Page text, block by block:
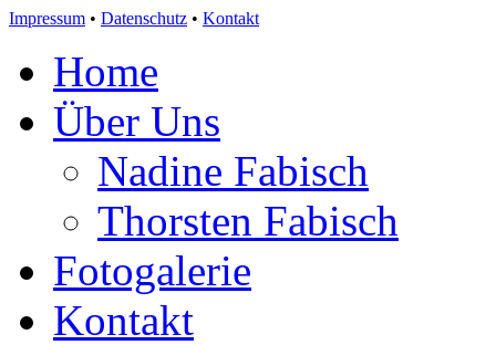
Impressum • Datenschutz • Kontakt
Home
Über Uns
Nadine Fabisch
Thorsten Fabisch
Fotogalerie
Kontakt